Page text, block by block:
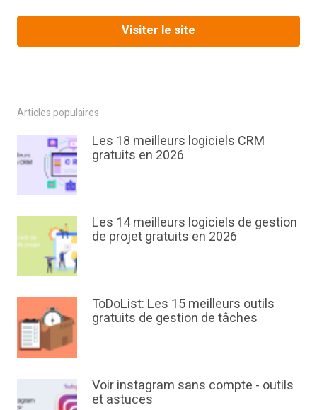
Visiter le site
Articles populaires
Les 18 meilleurs logiciels CRM
gratuits en 2026
Les 14 meilleurs logiciels de gestion
de projet gratuits en 2026
ToDoList: Les 15 meilleurs outils
gratuits de gestion de tâches
Voir instagram sans compte - outils
et astuces